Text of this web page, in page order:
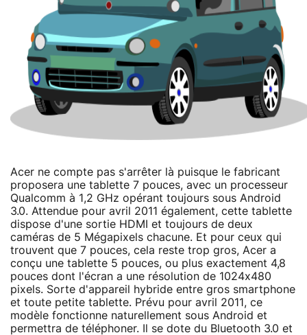
Acer ne compte pas s'arrêter là puisque le fabricant
proposera une tablette 7 pouces, avec un processeur
Qualcomm à 1,2 GHz opérant toujours sous Android
3.0. Attendue pour avril 2011 également, cette tablette
dispose d'une sortie HDMI et toujours de deux
caméras de 5 Mégapixels chacune. Et pour ceux qui
trouvent que 7 pouces, cela reste trop gros, Acer a
conçu une tablette 5 pouces, ou plus exactement 4,8
pouces dont l'écran a une résolution de 1024x480
pixels. Sorte d'appareil hybride entre gros smartphone
et toute petite tablette. Prévu pour avril 2011, ce
modèle fonctionne naturellement sous Android et
permettra de téléphoner. Il se dote du Bluetooth 3.0 et